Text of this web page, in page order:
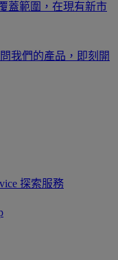
蓋範圍，在現有新市
我們的產品，即刻開
探索服務